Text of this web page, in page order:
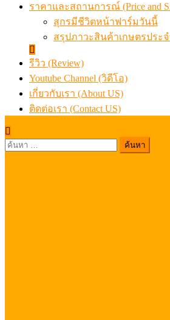
ราคาและสถานการณ์ (Price and
สุกรมีชีวิตหน้าฟาร์มวันนี้
สรุปภาวะสินค้าเกษตรประ
รีวิว (Review)
Youtube Channel (วิดีโอ)
เกี่ยวกับเรา (About US)
ติดต่อเรา (Contact US)
ค้นหา